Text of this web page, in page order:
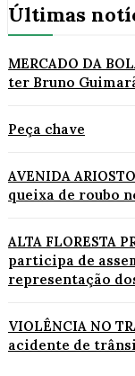
Últimas
MERCADO DA
ter Bruno
Peça chave
AVENIDA
queixa de roubo
ALTA FLORESTA
participa de
representação
VIOLÊNCIA NO
acidente de